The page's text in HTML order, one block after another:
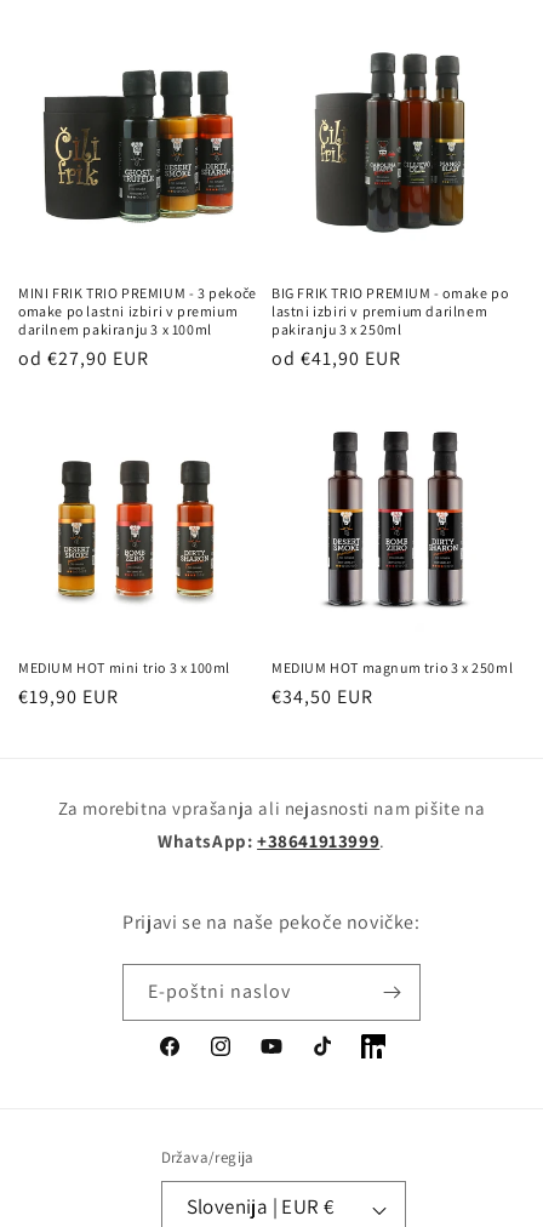
MINI FRIK TRIO PREMIUM - 3 pekoče
omake po lastni izbiri v premium
darilnem pakiranju 3 x 100ml
Redna
od €27,90 EUR
BIG FRIK TRIO PREMIUM - omake po
lastni izbiri v premium darilnem
pakiranju 3 x 250ml
Redna
od €41,90 EUR
MEDIUM HOT mini trio 3 x 100ml
Redna
€19,90 EUR
MEDIUM HOT magnum trio 3 x 250ml
Redna
€34,50 EUR
Za morebitna vprašanja ali nejasnosti nam pišite na
WhatsApp:+38641913999.
Prijavi se na naše pekoče novičke:
E-poštni naslov
FacebookInstagramYouTubeTikTok LinkedIn
Država/regija
Slovenija | EUR €